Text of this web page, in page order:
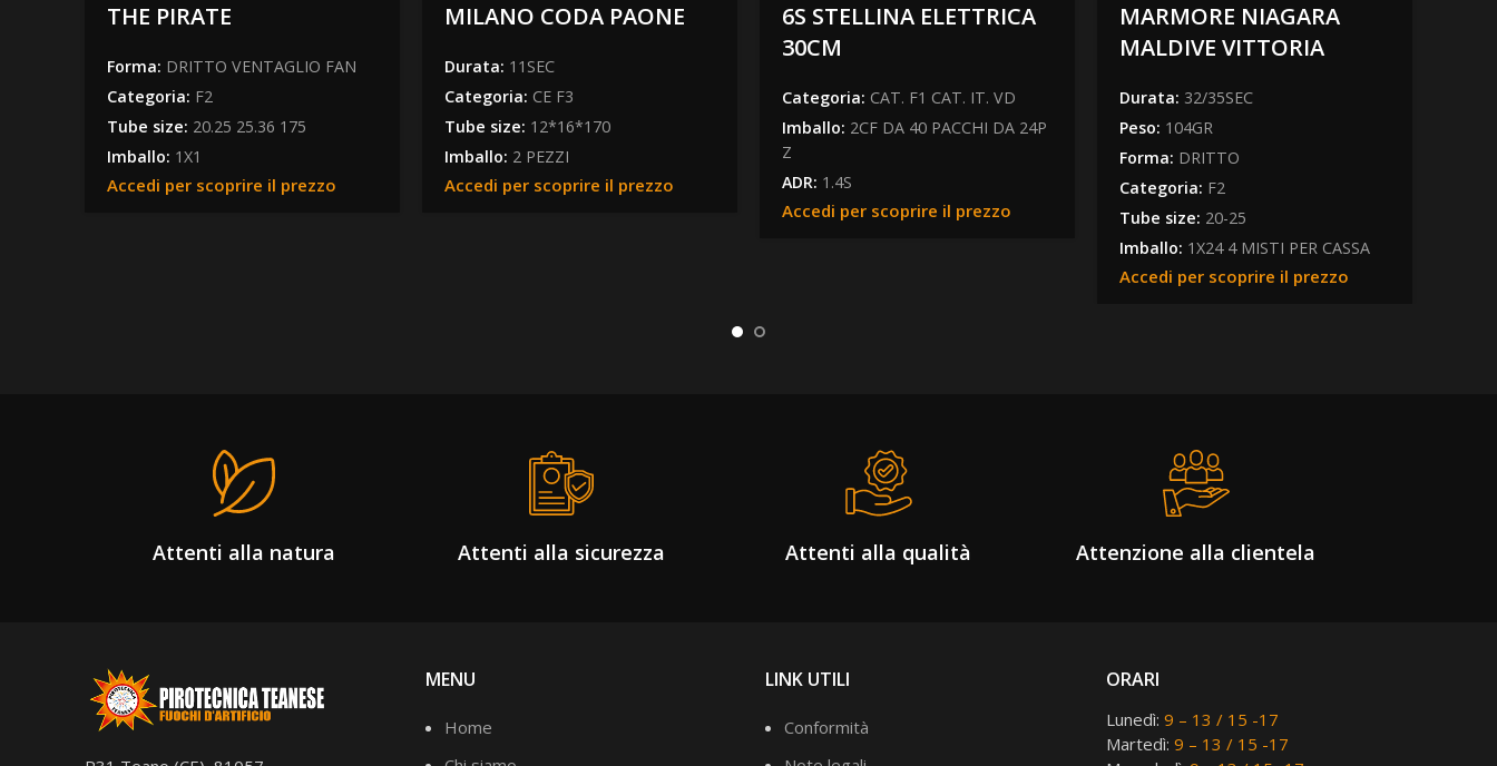
THE PIRATE
Forma: DRITTO VENTAGLIO FAN
Categoria: F2
Tube size: 20.25 25.36 175
Imballo: 1X1
Accedi per scoprire il prezzo
MILANO CODA PAONE
Durata: 11SEC
Categoria: CE F3
Tube size: 12*16*170
Imballo: 2 PEZZI
Accedi per scoprire il prezzo
6S STELLINA ELETTRICA
30CM
Categoria: CAT. F1 CAT. IT. VD
Imballo: 2CF DA 40 PACCHI DA 24P
Z
ADR: 1.4S
Accedi per scoprire il prezzo
MARMORE NIAGARA
MALDIVE VITTORIA
Durata: 32/35SEC
Peso: 104GR
Forma: DRITTO
Categoria: F2
Tube size: 20-25
Imballo: 1X24 4 MISTI PER CASSA
Accedi per scoprire il prezzo
Attenti alla natura Attenti alla sicurezza Attenti alla qualità Attenzione alla clientela
MENU
Home
LINK UTILI
Conformità
ORARI
Lunedì: 9 – 13 / 15 -17
Martedì: 9 – 13 / 15 -17